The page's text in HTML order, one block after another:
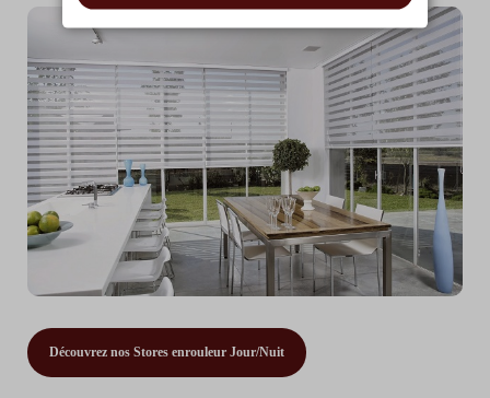
Découvrez nos Stores enrouleur Jour/Nuit